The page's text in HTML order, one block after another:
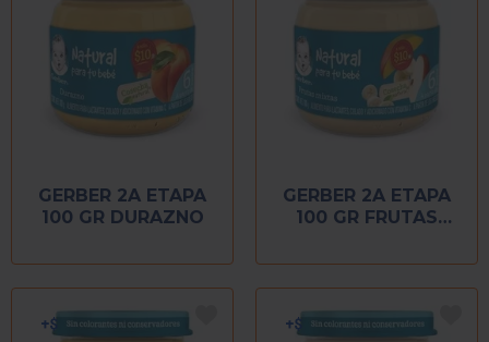
GERBER 2A ETAPA
100 GR DURAZNO
GERBER 2A ETAPA
100 GR FRUTAS